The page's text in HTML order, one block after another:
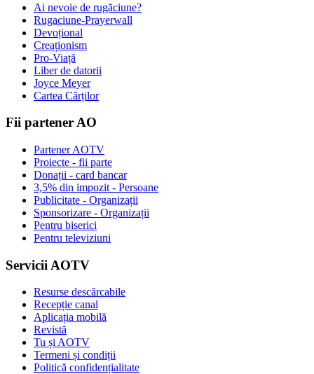
Ai nevoie de rugăciune?
Rugaciune-Prayerwall
Devoțional
Creaționism
Pro-Viață
Liber de datorii
Joyce Meyer
Cartea Cărților
Fii partener AO
Partener AOTV
Proiecte - fii parte
Donații - card bancar
3,5% din impozit - Persoane
Publicitate - Organizații
Sponsorizare - Organizații
Pentru biserici
Pentru televiziuni
Servicii AOTV
Resurse descărcabile
Recepție canal
Aplicația mobilă
Revistă
Tu și AOTV
Termeni și condiții
Politică confidențialitate